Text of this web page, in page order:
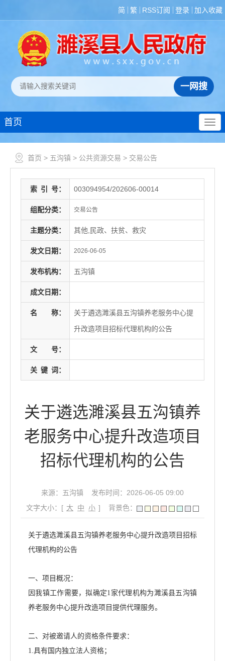
简 繁 RSS订阅 登录 加入收藏
首页
首页 > 五沟镇 > 公共资源交易 > 交易公告
索 引 号： 003094954/202606-00014
组配分类： 交易公告
主题分类： 其他,民政、扶贫、救灾
发文日期： 2026-06-05
发布机构： 五沟镇
成文日期：
名 称：
关于遴选濉溪县五沟镇养老服务中心提
升改造项目招标代理机构的公告
文 号：
关 键 词：
关于遴选濉溪县五沟镇养
老服务中心提升改造项目
招标代理机构的公告
来源：五沟镇
发布时间：2026-06-05 09:00
文字大小：[ 大 中 小 ] 背景色：
关于遴选濉溪县五沟镇养老服务中心提升改造项目 招标
代理机构的公告
一、项目概况：
因我镇工作需要，拟确定1家代理机构为濉溪县五沟镇
养老服务中心提升改造项目 提供代理服务。
二、对被邀请人的资格条件要求：
1.具有国内独立法人资格；